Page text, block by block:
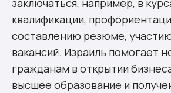
заключаться, например, в
квалификации,
составлению резюме,
вакансий. Израиль помогает
гражданам в открытии
высшее образование и